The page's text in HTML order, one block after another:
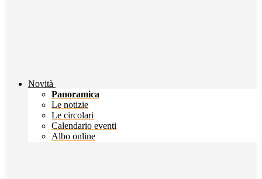
Novità
Panoramica
Le notizie
Le circolari
Calendario eventi
Albo online